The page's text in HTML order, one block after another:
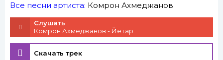
Все песни артиста: Комрон Ахмеджанов
Слушать
Комрон Ахмеджанов - Йетар
Скачать трек